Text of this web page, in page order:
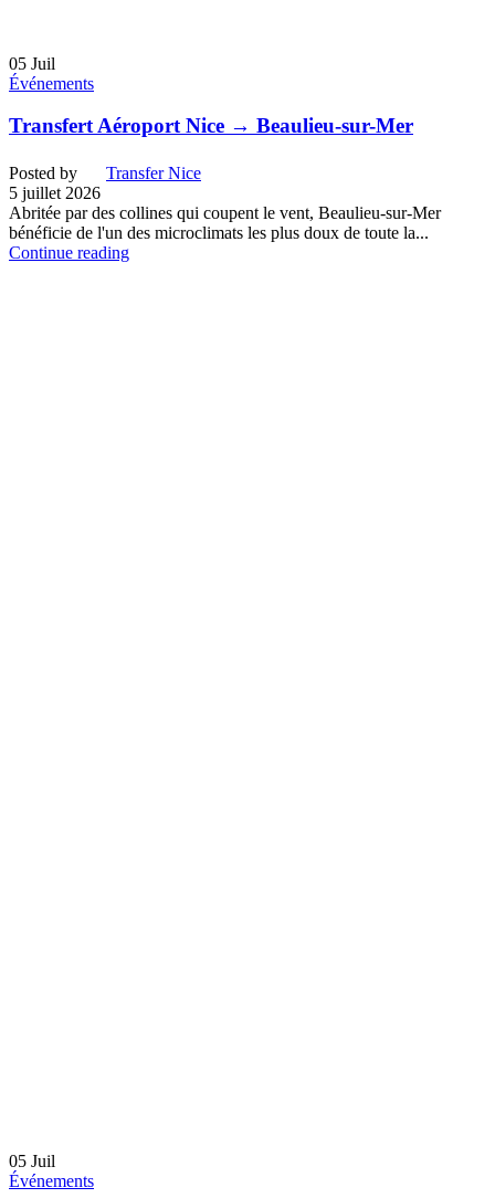
05 Juil
Événements
Transfert Aéroport Nice → Beaulieu-sur-Mer
Posted by
Transfer Nice
5 juillet 2026
Abritée par des collines qui coupent le vent, Beaulieu-sur-Mer
bénéficie de l'un des microclimats les plus doux de toute la...
Continue reading
05 Juil
Événements